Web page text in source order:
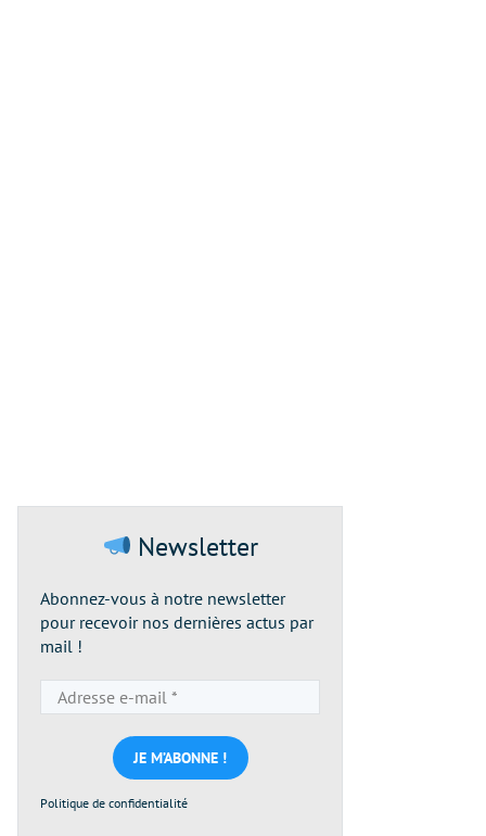
Newsletter
Abonnez-vous à notre newsletter
pour recevoir nos dernières actus par
mail !
e-
mail
*
Politique de confidentialité